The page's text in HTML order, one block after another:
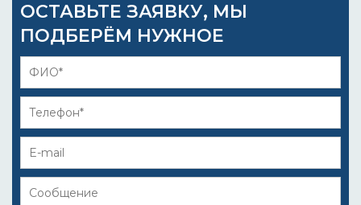
ОСТАВЬТЕ ЗАЯВКУ, МЫ
ПОДБЕРЁМ НУЖНОЕ